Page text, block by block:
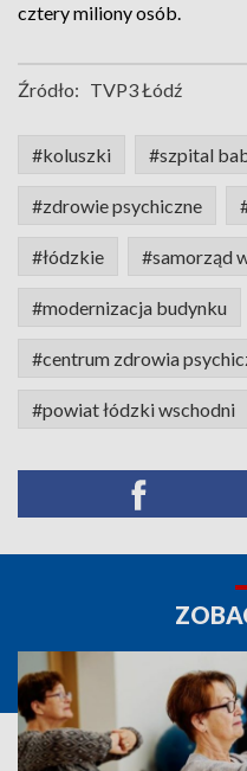
cztery miliony osób.
Źródło: TVP3 Łódź
#koluszki #szpital
#zdrowie psychiczne
#łódzkie #samorząd
#modernizacja budynku
#centrum zdrowia
#powiat łódzki wschodni